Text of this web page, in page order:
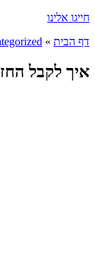
חייגו אלינו
דף הבית »
איך לקבל